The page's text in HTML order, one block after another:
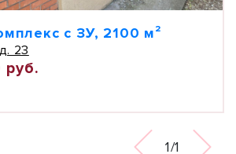
с ЗУ, 2100 м²
23
1/1